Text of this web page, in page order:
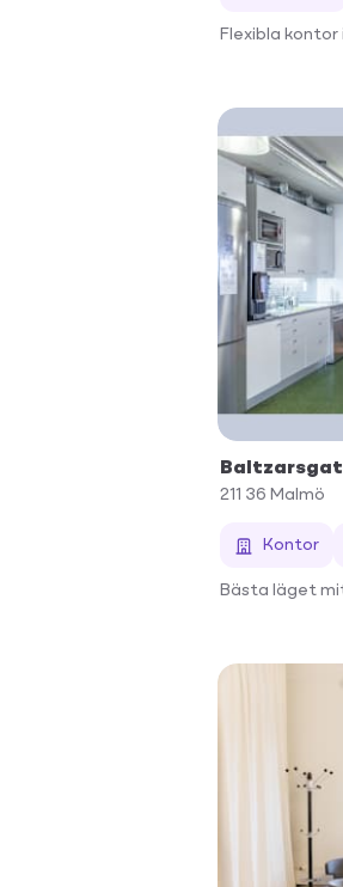
Flexibla kontor
211 36 Malmö
Kontor
Bästa läget